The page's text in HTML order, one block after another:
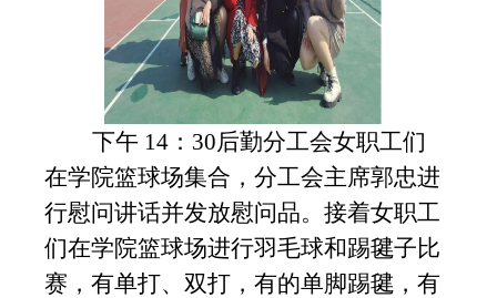
下午 14： 30后勤分工会女职工们
在学院篮球场集合 ，分工会主席郭忠进
行慰问讲话并发放慰问品。接着女职工
们在学院篮球场进行羽毛球和踢毽子比
赛， 有单打、双打， 有的单脚踢毽，有